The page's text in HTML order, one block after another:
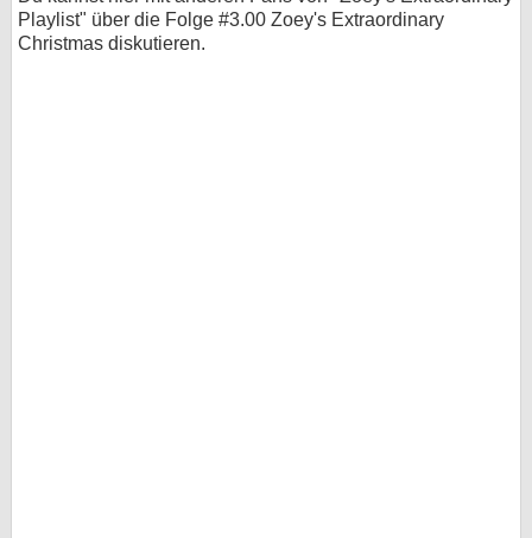
Playlist" über die Folge #3.00 Zoey's Extraordinary
Christmas diskutieren.